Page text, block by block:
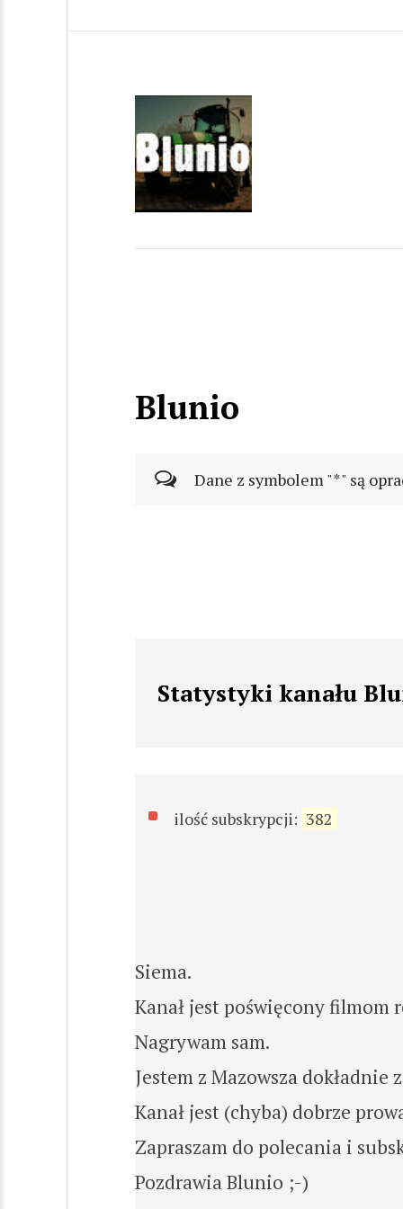
Blunio
Dane z symbolem "*" są
Statystyki kanału
ilość subskrypcji: 382
Siema.
Kanał jest poświęcony filmom
Nagrywam sam.
Jestem z Mazowsza dokładnie
Kanał jest (chyba) dobrze
Zapraszam do polecania i
Pozdrawia Blunio ;-)